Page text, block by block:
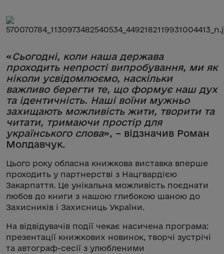
«Сьогодні, коли наша держава
проходить непрості випробування, ми як
ніколи усвідомлюємо, наскільки
важливо берегти те, що формує наш дух
та ідентичність. Наші воїни мужньо
захищають можливість жити, творити та
читати, тримаючи простір для
українського слова», – відзначив Роман
Молдавчук.
Цього року обласна книжкова виставка вперше
проходить у партнерстві з Нацгвардією
Закарпаття. Це унікальна можливість поєднати
любов до книги з нашою глибокою шаною до
Захисників і Захисниць України.
На відвідувачів події чекає насичена програма:
презентації книжкових новинок, творчі зустрічі
та автограф-сесії з улюбленими